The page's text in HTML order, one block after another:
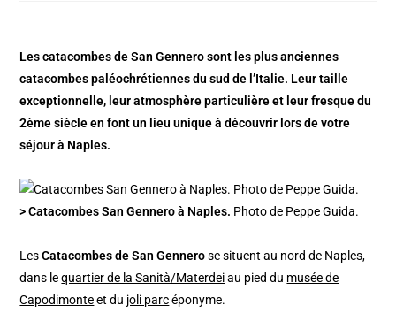
Les catacombes de San Gennero sont les plus anciennes
catacombes paléochrétiennes du sud de l’Italie. Leur taille
exceptionnelle, leur atmosphère particulière et leur fresque du
2ème siècle en font un lieu unique à découvrir lors de votre
séjour à Naples.
> Catacombes San Gennero à Naples. Photo de Peppe Guida.
LesCatacombes de San Gennerose situent au nord de Naples,
dans lequartier de la Sanità/Materdeiau pied du musée de
Capodimonteet du joli parcéponyme.